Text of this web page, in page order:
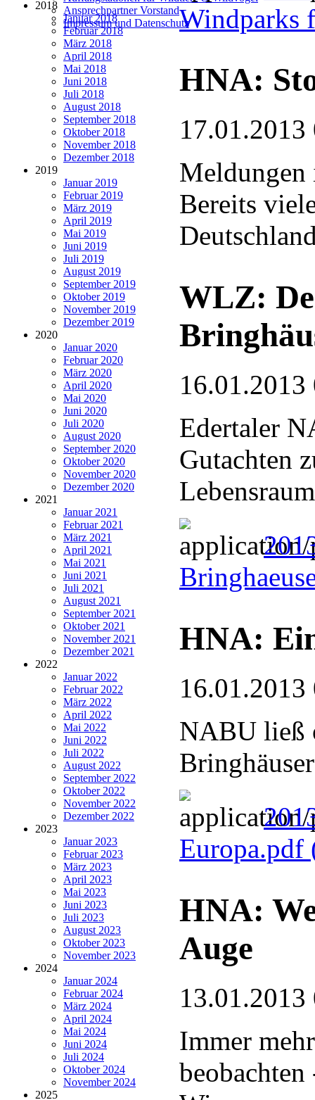
Ansprechpartner Vorstand
Impressum und Datenschutz
2018
Januar 2018
Februar 2018
März 2018
April 2018
Mai 2018
Juni 2018
Juli 2018
August 2018
September 2018
Oktober 2018
November 2018
Dezember 2018
2019
Januar 2019
Februar 2019
März 2019
April 2019
Mai 2019
Juni 2019
Juli 2019
August 2019
September 2019
Oktober 2019
November 2019
Dezember 2019
2020
Januar 2020
Februar 2020
März 2020
April 2020
Mai 2020
Juni 2020
Juli 2020
August 2020
September 2020
Oktober 2020
November 2020
Dezember 2020
2021
Januar 2021
Februar 2021
März 2021
April 2021
Mai 2021
Juni 2021
Juli 2021
August 2021
September 2021
Oktober 2021
November 2021
Dezember 2021
2022
Januar 2022
Februar 2022
März 2022
April 2022
Mai 2022
Juni 2022
Juli 2022
August 2022
September 2022
Oktober 2022
November 2022
Dezember 2022
2023
Januar 2023
Februar 2023
März 2023
April 2023
Mai 2023
Juni 2023
Juli 2023
August 2023
Oktober 2023
November 2023
2024
Januar 2024
Februar 2024
März 2024
April 2024
Mai 2024
Juni 2024
Juli 2024
Oktober 2024
November 2024
2025
Windparks
HNA:
17.01.2013
Bereits
WLZ:
16.01.2013
Edertaler
Gutachten
HNA:
16.01.2013
NABU ließ
Europa.pdf
HNA:
Auge
13.01.2013
Immer